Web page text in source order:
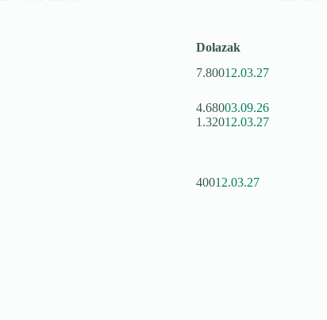
Dolazak
7.80012.03.27
4.68003.09.26
1.32012.03.27
40012.03.27